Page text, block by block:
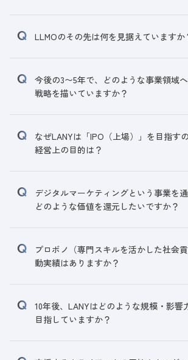
LLMOのその先は何を見据えていますか
今後の3〜5年で、どのような事業領域
戦略を描いていますか？
なぜLANYは「IPO（上場）」を目指す
経営上の目的は？
デジタルマーケティングという事業を
どのような価値を還元したいですか？
プロボノ（専門スキルを活かした社会
動実績はありますか？
10年後、LANYはどのような規模・影響
目指していますか？